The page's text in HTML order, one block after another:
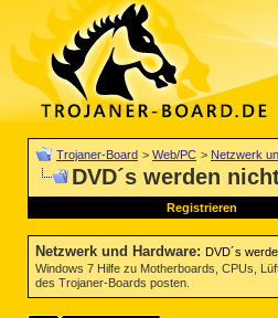
Trojaner-Board > Web/PC > Netzwerk
DVD´s werden
Registrieren
Netzwerk und Hardware: DVD´s
Windows 7 Hilfe zu Motherboards, CPUs,
des Trojaner-Boards posten.